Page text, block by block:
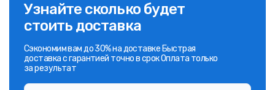
Узнайте сколько будет
стоить доставка
Сэкономим вам до 30% на доставке Быстрая
доставка с гарантией точно в срок Оплата только
за результат